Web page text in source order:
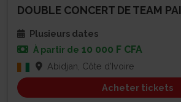
DOUBLE CONCERT DE TEAM
Plusieurs dates
À partir de 10 000 F CFA
Abidjan, Côte d'Ivoire
Acheter tickets